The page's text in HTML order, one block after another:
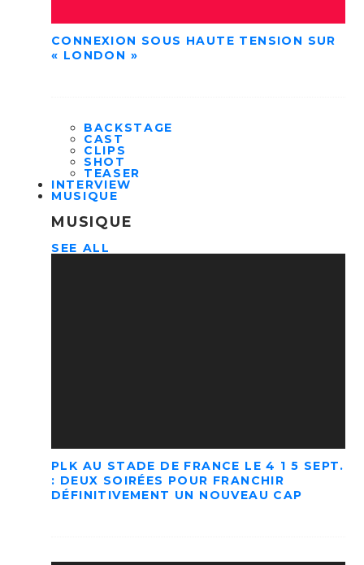
CONNEXION SOUS HAUTE TENSION SUR
« LONDON »
BACKSTAGE
CAST
CLIPS
SHOT
TEASER
INTERVIEW
MUSIQUE
MUSIQUE
SEE ALL
PLK AU STADE DE FRANCE LE 4 1 5 SEPT.
: DEUX SOIRÉES POUR FRANCHIR
DÉFINITIVEMENT UN NOUVEAU CAP